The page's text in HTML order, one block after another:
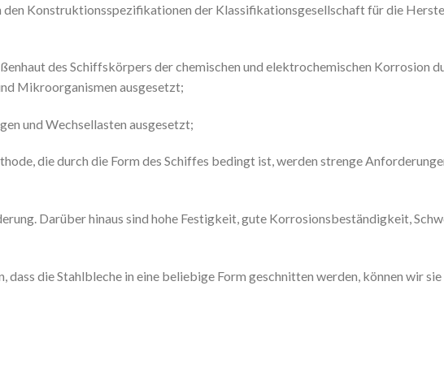
Konstruktionsspezifikationen der Klassifikationsgesellschaft für die
des Schiffskörpers der chemischen und elektrochemischen Korrosion
Mikroorganismen ausgesetzt;
und Wechsellasten ausgesetzt;
die durch die Form des Schiffes bedingt ist, werden strenge
Darüber hinaus sind hohe Festigkeit, gute Korrosionsbeständigkeit,
dass die Stahlbleche in eine beliebige Form geschnitten werden, können wir